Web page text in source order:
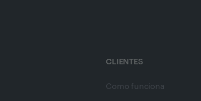
CLIENTES
Como funciona